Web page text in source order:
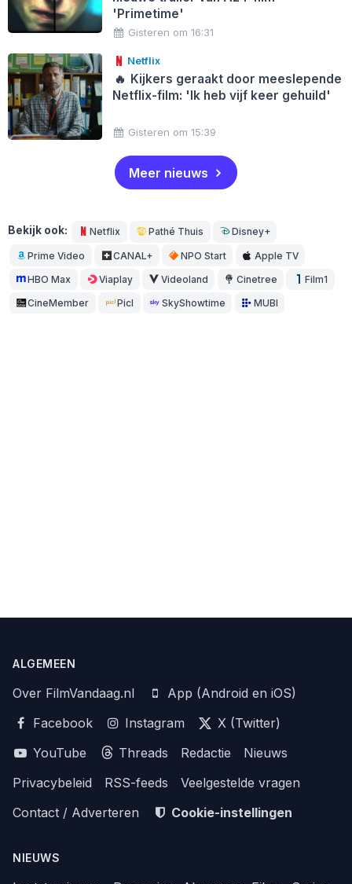
'Primetime'
Gisteren om 16:31
Netflix
🔥 Kijkers geraakt door meeslepende
Netflix-film: 'Ik heb vijf keer gehuild'
Gisteren om 15:39
Meer nieuws
Bekijk ook: Netflix Pathé Thuis Disney+
Prime Video CANAL+ NPO Start Apple TV
HBO Max Viaplay Videoland Cinetree Film1
CineMember Picl SkyShowtime MUBI
ALGEMEEN
Over FilmVandaag.nl
App (Android en iOS)
Facebook
Instagram
X (Twitter)
YouTube
Threads Redactie
Nieuws
Privacybeleid
RSS-feeds
Veelgestelde vragen
Contact / Adverteren
Cookie-instellingen
NIEUWS